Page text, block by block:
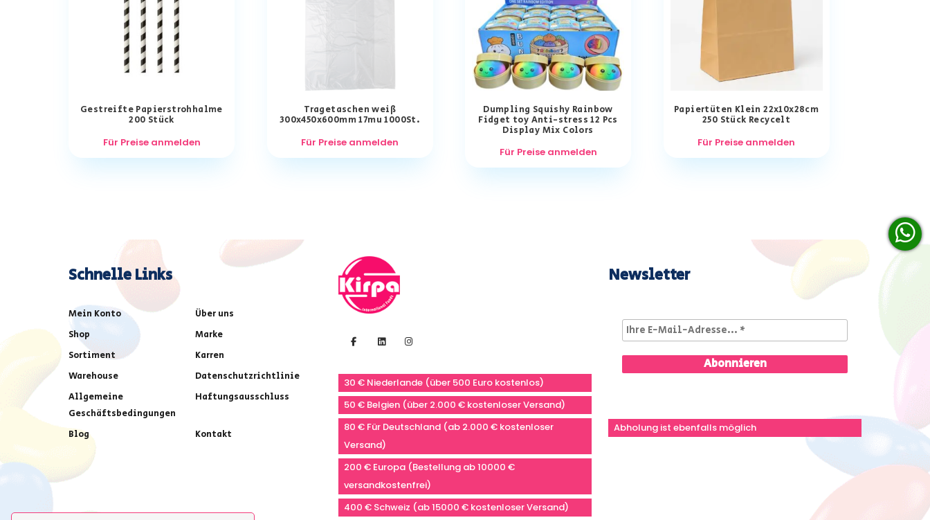
Gestreifte Papierstrohhalme
200 Stück
Für Preise anmelden
Tragetaschen weiß
300x450x600mm 17mu 1000St.
Für Preise anmelden
Dumpling Squishy Rainbow
Fidget toy Anti-stress 12 Pcs
Display Mix Colors
Für Preise anmelden
Papiertüten Klein 22x10x28cm
250 Stück Recycelt
Für Preise anmelden
Schnelle Links
Mein Konto
Über uns
Shop
Marke
Sortiment
Karren
Warehouse
Datenschutzrichtlinie
Allgemeine
Geschäftsbedingungen
Haftungsausschluss
Blog Kontakt
30 € Niederlande (über 500 Euro kostenlos)
50 € Belgien (über 2.000 € kostenloser Versand)
80 € Für Deutschland (ab 2.000 € kostenloser
Versand)
200 € Europa (Bestellung ab 10000 €
versandkostenfrei)
400 € Schweiz (ab 15000 € kostenloser Versand)
Newsletter
Abholung ist ebenfalls möglich